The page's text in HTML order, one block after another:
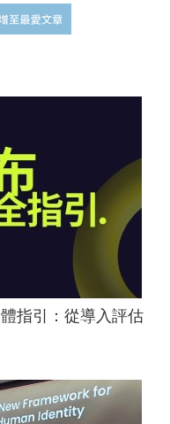
指引：從導入評估